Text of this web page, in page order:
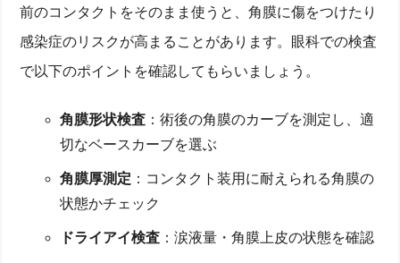
前のコンタクトをそのまま使うと、角膜に傷をつけたり
感染症のリスクが高まることがあります。眼科での検査
で以下のポイントを確認してもらいましょう。
角膜形状検査 ：術後の角膜のカーブを測定し、適
切なベースカーブを選ぶ
角膜厚測定 ：コンタクト装用に耐えられる角膜の
状態かチェック
ドライアイ検査 ：涙液量・角膜上皮の状態を確認